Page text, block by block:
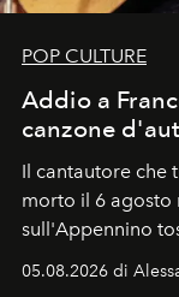
POP CULTURE
Addio a
canzone
Il cantautore che
morto il 6 agosto
sull'Appennino
05.08.2026 di